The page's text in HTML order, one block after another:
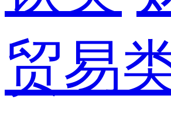
贸易